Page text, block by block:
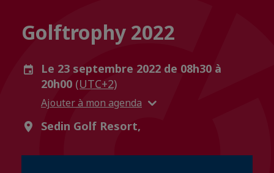
Golftrophy 2022
Le 23 septembre 2022 de 08h30 à
20h00 (UTC+2)
Ajouter à mon agenda
Sedin Golf Resort,